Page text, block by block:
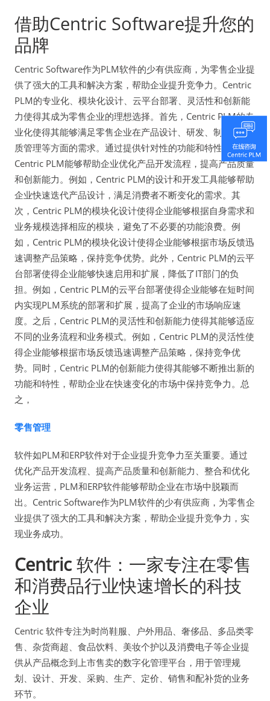
借助Centric Software提升您的
品牌
Centric Software作为PLM软件的少有供应商，为零售企业提
供了强大的工具和解决方案，帮助企业提升竞争力。Centric
PLM的专业化、模块化设计、云平台部署、灵活性和创新能
力使得其成为零售企业的理想选择。首先，Centric PLM的专
业化使得其能够满足零售企业在产品设计、研发、制造、品
质管理等方面的需求。通过提供针对性的功能和特性，
Centric PLM能够帮助企业优化产品开发流程，提高产品质量
和创新能力。例如，Centric PLM的设计和开发工具能够帮助
企业快速迭代产品设计，满足消费者不断变化的需求。其
次，Centric PLM的模块化设计使得企业能够根据自身需求和
业务规模选择相应的模块，避免了不必要的功能浪费。例
如，Centric PLM的模块化设计使得企业能够根据市场反馈迅
速调整产品策略，保持竞争优势。此外，Centric PLM的云平
台部署使得企业能够快速启用和扩展，降低了IT部门的负
担。例如，Centric PLM的云平台部署使得企业能够在短时间
内实现PLM系统的部署和扩展，提高了企业的市场响应速
度。之后，Centric PLM的灵活性和创新能力使得其能够适应
不同的业务流程和业务模式。例如，Centric PLM的灵活性使
得企业能够根据市场反馈迅速调整产品策略，保持竞争优
势。同时，Centric PLM的创新能力使得其能够不断推出新的
功能和特性，帮助企业在快速变化的市场中保持竞争力。总
之，
零售管理
软件如PLM和ERP软件对于企业提升竞争力至关重要。通过
优化产品开发流程、提高产品质量和创新能力、整合和优化
业务运营，PLM和ERP软件能够帮助企业在市场中脱颖而
出。Centric Software作为PLM软件的少有供应商，为零售企
业提供了强大的工具和解决方案，帮助企业提升竞争力，实
现业务成功。
Centric 软件：一家专注在零售
和消费品行业快速增长的科技
企业
Centric 软件专注为时尚鞋服、户外用品、奢侈品、多品类零
售、杂货商超、食品饮料、美妆个护以及消费电子等企业提
供从产品概念到上市售卖的数字化管理平台，用于管理规
划、设计、开发、采购、生产、定价、销售和配补货的业务
环节。